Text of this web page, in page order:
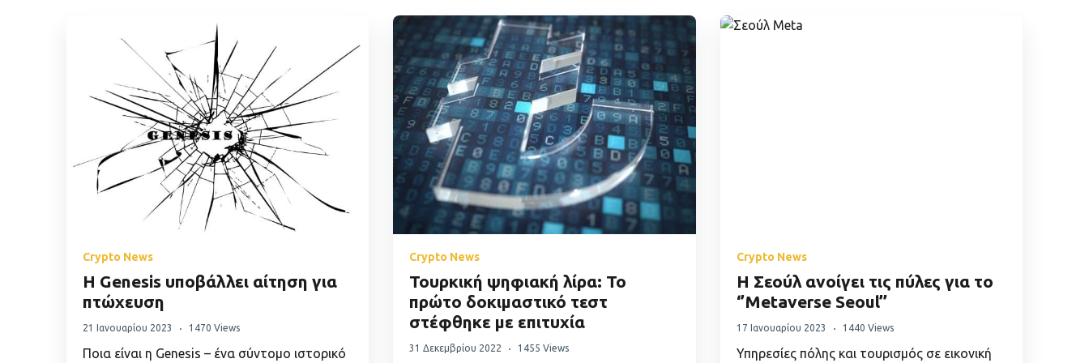
Crypto News
Η Genesis υποβάλλει αίτηση για
πτώχευση
21 Ιανουαρίου 2023 1470 Views
Ποια είναι η Genesis – ένα σύντομο ιστορικό
Crypto News
Τουρκική ψηφιακή λίρα: Το
πρώτο δοκιμαστικό τεστ
στέφθηκε με επιτυχία
31 Δεκεμβρίου 2022 1455 Views
Crypto News
Η Σεούλ ανοίγει τις πύλες για το
‘’Metaverse Seoul’’
17 Ιανουαρίου 2023 1440 Views
Υπηρεσίες πόλης και τουρισμός σε εικονική